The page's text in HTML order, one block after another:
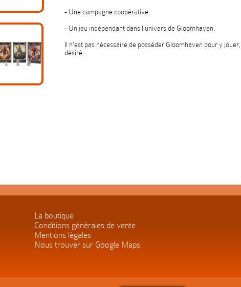
- Une campagne coopérative.
- Un jeu indépendant dans l'univers de Gloomhaven.
Il n'est pas nécessaire de posséder Gloomhaven pour y
désiré.
La boutique
Conditions générales de vente
Mentions légales
Nous trouver sur Google Maps